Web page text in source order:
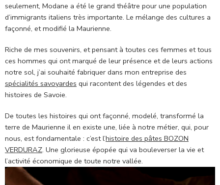
seulement, Modane a été le grand théâtre pour une population
d’immigrants italiens très importante. Le mélange des cultures a
façonné, et modifié la Maurienne.
Riche de mes souvenirs, et pensant à toutes ces femmes et tous
ces hommes qui ont marqué de leur présence et de leurs actions
notre sol, j’ai souhaité fabriquer dans mon entreprise des
spécialités savoyardes qui racontent des légendes et des
histoires de Savoie.
De toutes les histoires qui ont façonné, modelé, transformé la
terre de Maurienne il en existe une, liée à notre métier, qui, pour
nous, est fondamentale : c’est l’histoire des pâtes BOZON
VERDURAZ. Une glorieuse épopée qui va bouleverser la vie et
l’activité économique de toute notre vallée.